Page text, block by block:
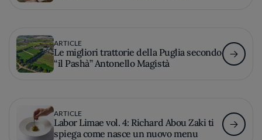
ARTICLE
Le migliori trattorie della Puglia secondo
“il Pashà” Antonello Magistà
ARTICLE
Labor Limae vol. 4: Richard Abou Zaki ti
spiega come nasce un nuovo menu